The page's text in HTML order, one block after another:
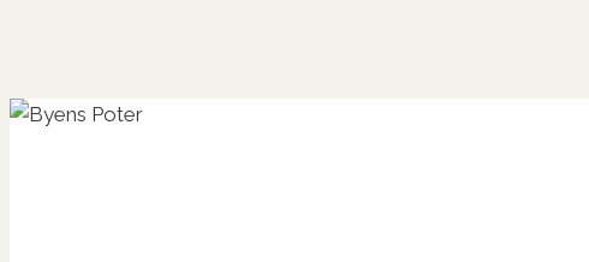
Fortsæt